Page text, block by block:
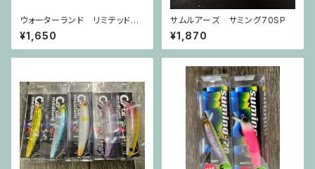
ウォーターランド リミテッドフ
ォーセップ
¥1,650
サムルアーズ サミング70SP
¥1,870